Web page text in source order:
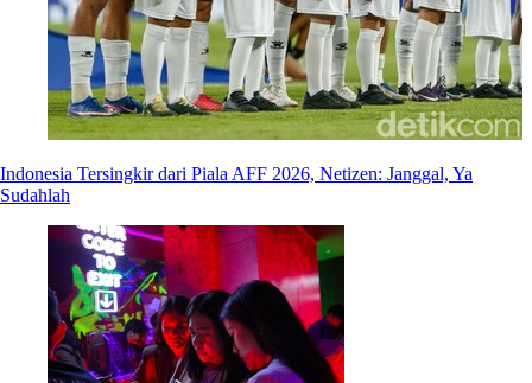
Indonesia Tersingkir dari Piala AFF 2026, Netizen: Janggal, Ya
Sudahlah